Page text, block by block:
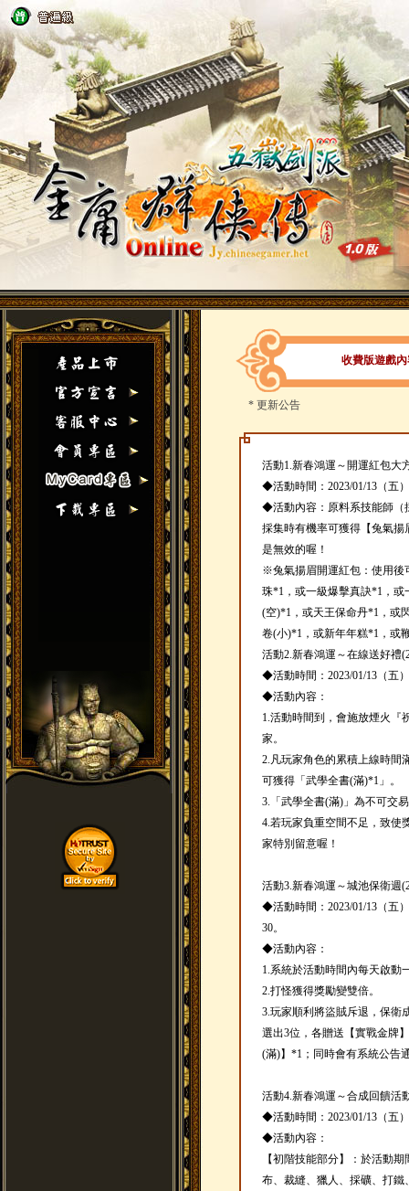
收費版遊戲內
* 更新公告
活動1.新春鴻運～開運紅包大
◆活動時間：2023/01/13（五
◆活動內容：原料系技能師（
採集時有機率可獲得【兔氣
是無效的喔！
※兔氣揚眉開運紅包：使用後
珠*1，或一級爆擊真訣*1，
(空)*1，或天王保命丹*1，或
卷(小)*1，或新年年糕*1，或
活動2.新春鴻運～在線送好禮
◆活動時間：2023/01/13（五
◆活動內容：
1.活動時間到，會施放煙火『
家。
2.凡玩家角色的累積上線時間
可獲得「武學全書(滿)*1」。
3.「武學全書(滿)」為不可交
4.若玩家負重空間不足，致使
家特別留意喔！
活動3.新春鴻運～城池保衛週
◆活動時間：2023/01/13（五
30。
◆活動內容：
1.系統於活動時間內每天啟動
2.打怪獲得獎勵變雙倍。
3.玩家順利將盜賊斥退，保衛
選出3位，各贈送【實戰金牌
(滿)】*1；同時會有系統公告
活動4.新春鴻運～合成回饋活
◆活動時間：2023/01/13（五
◆活動內容：
【初階技能部分】：於活動
布、裁縫、獵人、採礦、打